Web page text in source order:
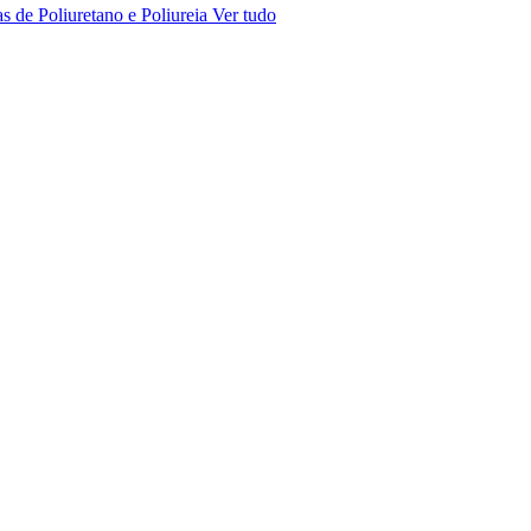
de Poliuretano e Poliureia Ver tudo